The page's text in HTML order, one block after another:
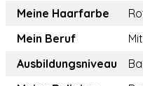
Meine Haarfarbe
Mein Beruf
Ausbildungsniveau